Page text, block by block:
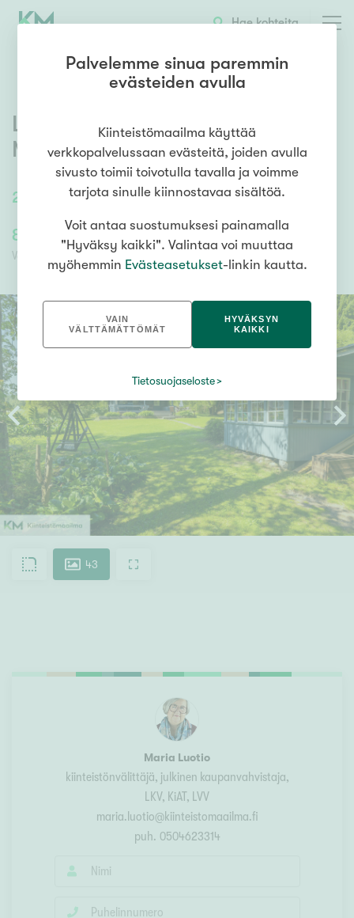
Hae kohteita
28 41m² 1h, tupak, s
Lapjärventie 2,SUUR-
MIEHIKKÄLÄ
85 000,00 €
Velaton hinta
85 000,00 €
43
Maria Luotio
kiinteistönvälittäjä, julkinen kaupanvahvistaja,
LKV, KiAT, LVV
maria.luotio@kiinteistomaailma.fi
puh. 0504623314
Palvelemme sinua paremmin
evästeiden avulla
Kiinteistömaailma käyttää
verkkopalvelussaan evästeitä, joiden avulla
sivusto toimii toivotulla tavalla ja voimme
tarjota sinulle kiinnostavaa sisältöä.
Voit antaa suostumuksesi painamalla
"Hyväksy kaikki". Valintaa voi muuttaa
myöhemmin Evästeasetukset-linkin kautta.
VAIN
VÄLTTÄMÄTTÖMÄT
HYVÄKSYN
KAIKKI
Tietosuojaseloste